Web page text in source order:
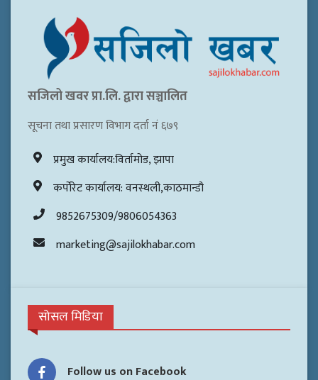
सजिलो खवर प्रा.लि. द्वारा सञ्चालित
सूचना तथा प्रसारण विभाग दर्ता नं ६७९
प्रमुख कार्यालय:विर्तामोड, झापा
कर्पोरेट कार्यालय: वनस्थली,काठमान्डौ
9852675309/9806054363
marketing@sajilokhabar.com
सोसल मिडिया
Follow us on Facebook